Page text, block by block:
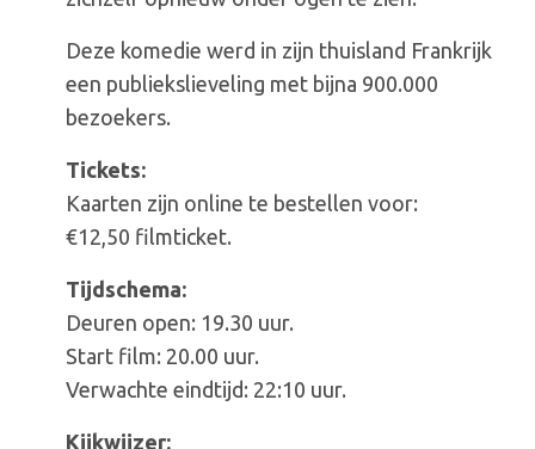
Deze komedie werd in zijn thuisland Frankrijk
een publiekslieveling met bijna 900.000
bezoekers.
Tickets:
Kaarten zijn online te bestellen voor:
€12,50 filmticket.
Tijdschema:
Deuren open: 19.30 uur.
Start film: 20.00 uur.
Verwachte eindtijd: 22:10 uur.
Kijkwijzer: